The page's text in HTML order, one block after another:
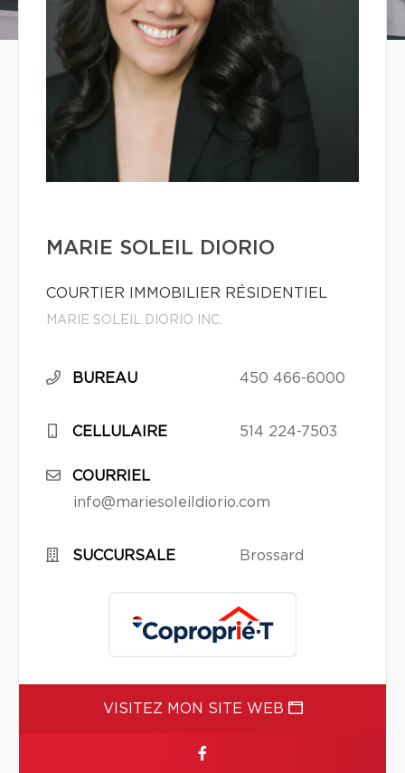
MARIE SOLEIL DIORIO
COURTIER IMMOBILIER RÉSIDENTIEL
MARIE SOLEIL DIORIO INC.
BUREAU 450 466-6000
CELLULAIRE 514 224-7503
COURRIEL
info@mariesoleildiorio.com
SUCCURSALE Brossard
VISITEZ MON SITE WEB